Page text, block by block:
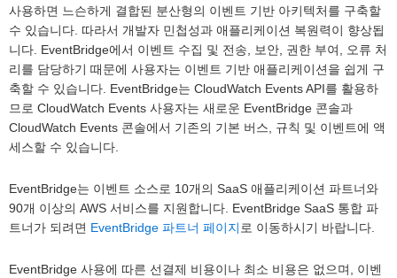
사용하면 느슨하게 결합된 분산형의 이벤트 기반 아키텍처를 구축할
수 있습니다. 따라서 개발자 민첩성과 애플리케이션 복원력이 향상됩
니다. EventBridge에서 이벤트 수집 및 전송, 보안, 권한 부여, 오류 처
리를 담당하기 때문에 사용자는 이벤트 기반 애플리케이션을 쉽게 구
축할 수 있습니다. EventBridge는 CloudWatch Events API를 활용하
므로 CloudWatch Events 사용자는 새로운 EventBridge 콘솔과
CloudWatch Events 콘솔에서 기존의 기본 버스, 규칙 및 이벤트에 액
세스할 수 있습니다.
EventBridge는 이벤트 소스로 10개의 SaaS 애플리케이션 파트너와
90개 이상의 AWS 서비스를 지원합니다. EventBridge SaaS 통합 파
트너가 되려면 EventBridge 파트너 페이지 로 이동하시기 바랍니다.
EventBridge 사용에 따른 선결제 비용이나 최소 비용은 없으며, 이벤